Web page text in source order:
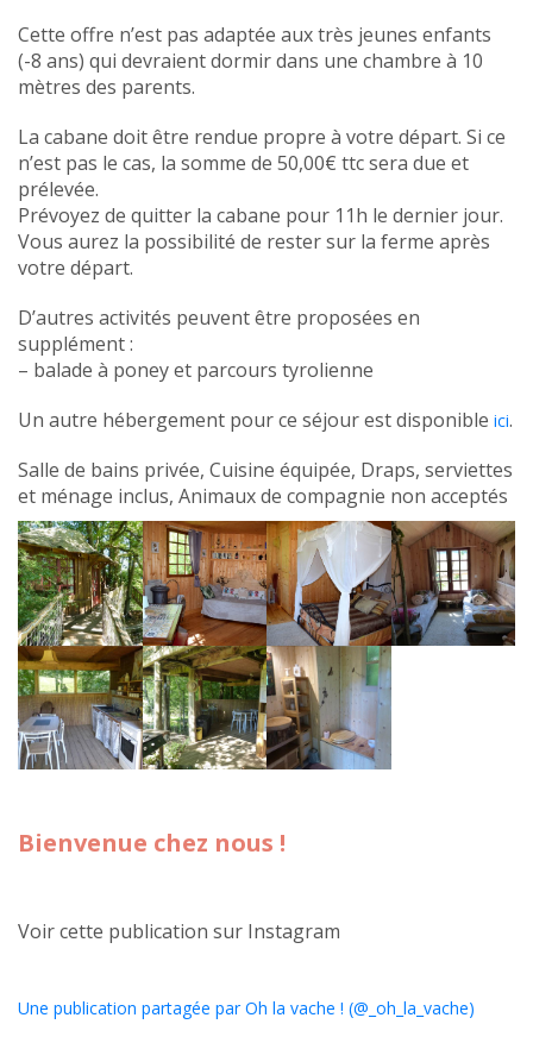
Cette offre n’est pas adaptée aux très jeunes enfants
(-8 ans) qui devraient dormir dans une chambre à 10
mètres des parents.
La cabane doit être rendue propre à votre départ. Si ce
n’est pas le cas, la somme de 50,00€ ttc sera due et
prélevée.
Prévoyez de quitter la cabane pour 11h le dernier jour.
Vous aurez la possibilité de rester sur la ferme après
votre départ.
D’autres activités peuvent être proposées en
supplément :
– balade à poney et parcours tyrolienne
Un autre hébergement pour ce séjour est disponible ici.
Salle de bains privée, Cuisine équipée, Draps, serviettes
et ménage inclus, Animaux de compagnie non acceptés
Bienvenue chez nous !
Voir cette publication sur Instagram
Une publication partagée par Oh la vache ! (@_oh_la_vache)